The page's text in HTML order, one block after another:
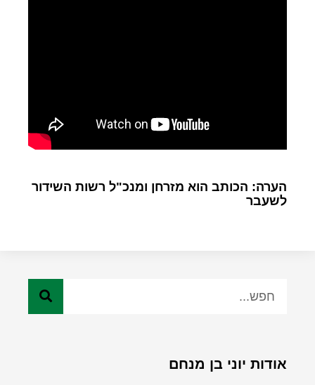
הערה: הכותב הוא מזרחן ומנכ"ל רשות השידור
לשעבר
אודות יוני בן מנחם